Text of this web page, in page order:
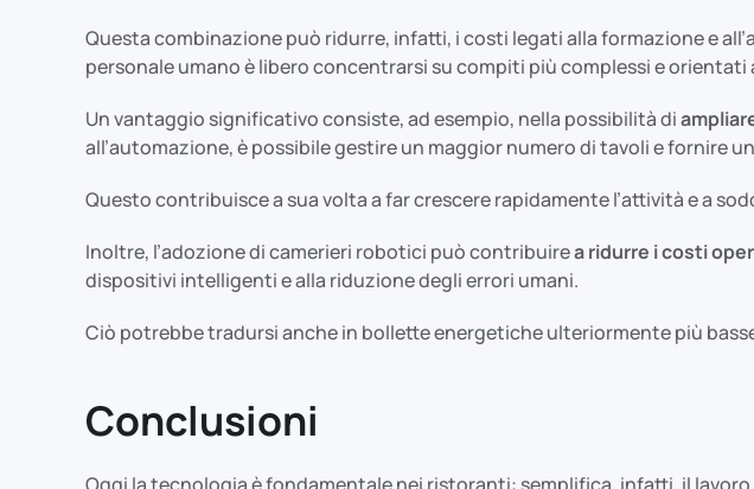
Questa combinazione può ridurre, infatti, i costi legati alla formazione e
personale umano è libero concentrarsi su compiti più complessi e orientati
Un vantaggio significativo consiste, ad esempio, nella possibilità di
all’automazione, è possibile gestire un maggior numero di tavoli e fornire
Questo contribuisce a sua volta a far crescere rapidamente l’attività e a
Inoltre, l’adozione di camerieri robotici può contribuirea ridurre i costi
dispositivi intelligenti e alla riduzione degli errori umani.
Ciò potrebbe tradursi anche in bollette energetiche ulteriormente più
Conclusioni